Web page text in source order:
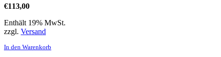
€113,00
Enthält 19% MwSt.
zzgl. Versand
In den Warenkorb